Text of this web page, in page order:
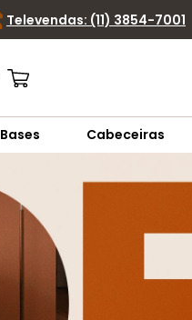
Televendas: (11) 3854-7001
Bases Cabeceiras